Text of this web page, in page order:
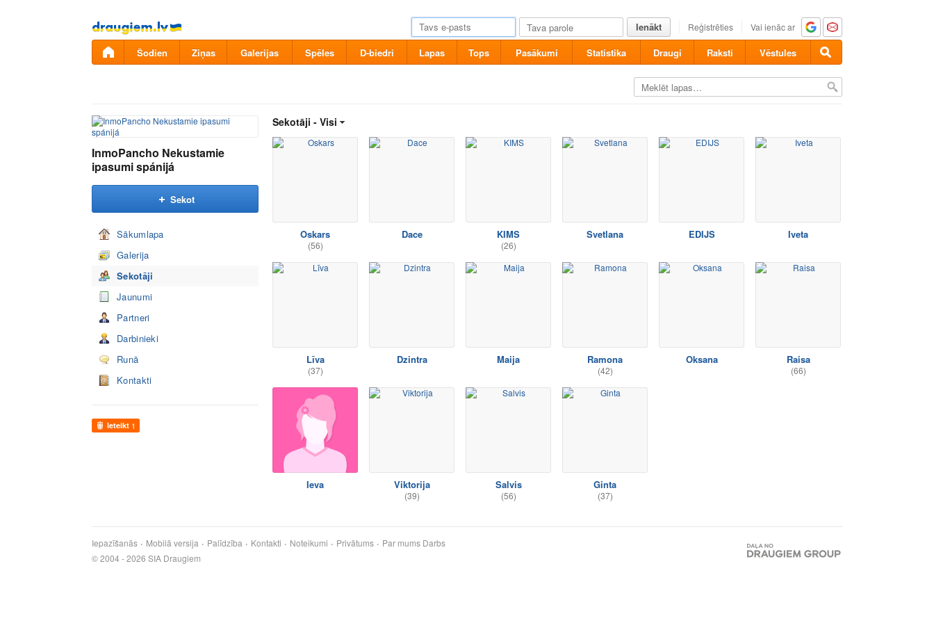
Pāriet
uz
saturu
Ienākt Reģistrēties Vai ienāc ar
Šodien Ziņas Galerijas Spēles D-biedri Lapas Tops Pasākumi Statistika Draugi Raksti Vēstules
InmoPancho Nekustamie
ipasumi spánijá
Sekot
Sākumlapa
Galerija
Sekotāji
Jaunumi
Partneri
Darbinieki
Runā
Kontakti
Ieteikt 1
Sekotāji - Visi
Oskars
(56)
Dace KIMS
(26)
Svetlana EDIJS Iveta
Līva
(37)
Dzintra Maija Ramona
(42)
Oksana Raisa
(66)
Ieva Viktorija
(39)
Salvis
(56)
Ginta
(37)
Iepazīšanās Mobilā versija Palīdzība Kontakti Noteikumi Privātums Par mums Darbs
© 2004 - 2026 SIA Draugiem